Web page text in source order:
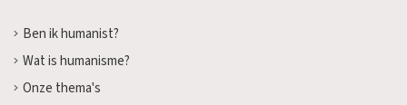
Ben ik humanist?
Wat is humanisme?
Onze thema's